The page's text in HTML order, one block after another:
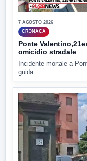
7 AGOSTO 2026
CRONACA
Ponte
omicidio stradale
Incidente mortale a
guida...